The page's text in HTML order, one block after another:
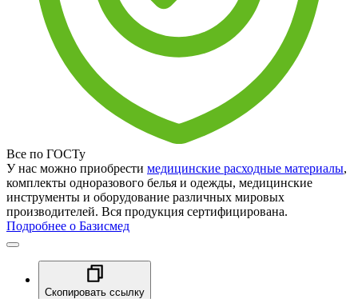
Все по ГОСТу
У нас можно приобрести медицинские расходные материалы,
комплекты одноразового белья и одежды, медицинские
инструменты и оборудование различных мировых
производителей. Вся продукция сертифицирована.
Подробнее о Базисмед
Скопировать ссылку